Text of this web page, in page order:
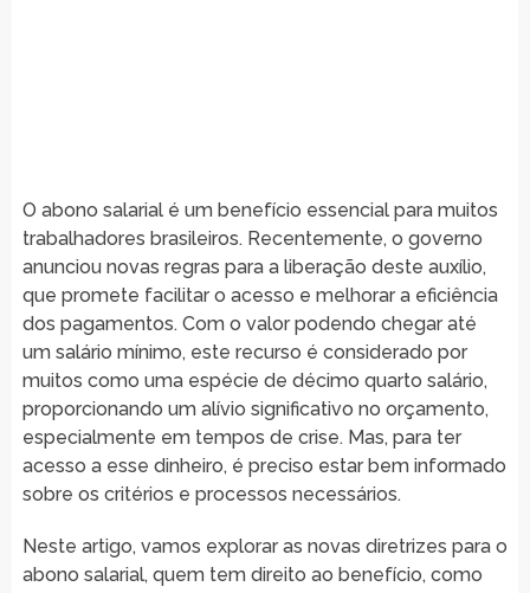
O abono salarial é um benefício essencial para muitos
trabalhadores brasileiros. Recentemente, o governo
anunciou novas regras para a liberação deste auxílio,
que promete facilitar o acesso e melhorar a eficiência
dos pagamentos. Com o valor podendo chegar até
um salário mínimo, este recurso é considerado por
muitos como uma espécie de décimo quarto salário,
proporcionando um alívio significativo no orçamento,
especialmente em tempos de crise. Mas, para ter
acesso a esse dinheiro, é preciso estar bem informado
sobre os critérios e processos necessários.
Neste artigo, vamos explorar as novas diretrizes para o
abono salarial, quem tem direito ao benefício, como